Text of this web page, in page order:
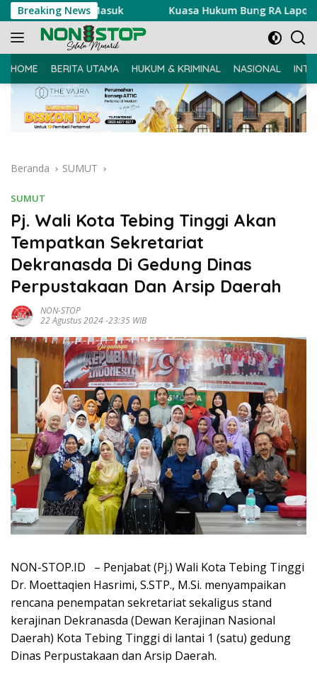
Langsung
ke
konten
Breaking News
Ujian Masuk Kuasa Hukum Bung RA Laporkan
HOME BERITA UTAMA HUKUM & KRIMINAL NASIONAL
Beranda SUMUT
SUMUT
Pj. Wali Kota Tebing Tinggi Akan
Tempatkan Sekretariat
Dekranasda Di Gedung Dinas
Perpustakaan Dan Arsip Daerah
NON-STOP
22 Agustus 2024 -23:35 WIB
NON-STOP.ID – Penjabat (Pj.) Wali Kota Tebing Tinggi
Dr. Moettaqien Hasrimi, S.STP., M.Si. menyampaikan
rencana penempatan sekretariat sekaligus stand
kerajinan Dekranasda (Dewan Kerajinan Nasional
Daerah) Kota Tebing Tinggi di lantai 1 (satu) gedung
Dinas Perpustakaan dan Arsip Daerah.